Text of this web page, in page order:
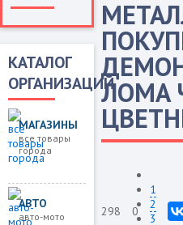
КАТАЛОГ
ОРГАНИЗАЦИЙ
МАГАЗИНЫ
все товары
города
АВТО
авто-мото
ЛОМА
298 0
1
2
3